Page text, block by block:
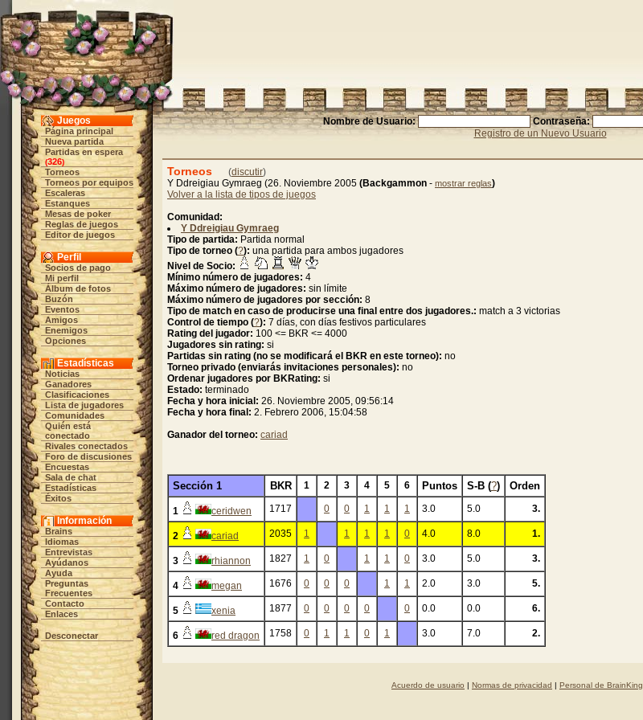
Juegos
Página principal
Nueva partida
Partidas en espera
(326)
Torneos
Torneos por equipos
Escaleras
Estanques
Mesas de poker
Reglas de juegos
Editor de juegos
Perfil
Socios de pago
Mi perfil
Álbum de fotos
Buzón
Eventos
Amigos
Enemigos
Opciones
Estadísticas
Noticias
Ganadores
Clasificaciones
Lista de jugadores
Comunidades
Quién está
conectado
Rivales conectados
Foro de discusiones
Encuestas
Sala de chat
Estadísticas
Éxitos
Información
Brains
Idiomas
Entrevistas
Ayúdanos
Ayuda
Preguntas
Frecuentes
Contacto
Enlaces
Desconectar
Nombre de Usuario:
Contraseña:
Registro de un Nuevo Usuario
Torneos (discutir)
Y Ddreigiau Gymraeg (26. Noviembre 2005 (Backgammon - mostrar reglas)
Volver a la lista de tipos de juegos
Comunidad:
Y Ddreigiau Gymraeg
Tipo de partida: Partida normal
Tipo de torneo (?): una partida para ambos jugadores
Nivel de Socio:
Mínimo número de jugadores: 4
Máximo número de jugadores: sin límite
Máximo número de jugadores por sección: 8
Tipo de match en caso de producirse una final entre dos jugadores.: match a 3 victorias
Control de tiempo (?): 7 días, con días festivos particulares
Rating del jugador: 100 <= BKR <= 4000
Jugadores sin rating: si
Partidas sin rating (no se modificará el BKR en este torneo): no
Torneo privado (enviarás invitaciones personales): no
Ordenar jugadores por BKRating: si
Estado: terminado
Fecha y hora inicial: 26. Noviembre 2005, 09:56:14
Fecha y hora final: 2. Febrero 2006, 15:04:58
Ganador del torneo: cariad
Sección 1 BKR 1 2 3 4 5 6 Puntos S-B (?) Orden
1 ceridwen 1717 0 0 1 1 1 3.0 5.0 3.
2 cariad 2035 1 1 1 1 0 4.0 8.0 1.
3 rhiannon 1827 1 0 1 1 0 3.0 5.0 3.
4 megan 1676 0 0 0 1 1 2.0 3.0 5.
5 xenia 1877 0 0 0 0 0 0.0 0.0 6.
6 red dragon 1758 0 1 1 0 1 3.0 7.0 2.
Acuerdo de usuario | Normas de privacidad | Personal de BrainKing